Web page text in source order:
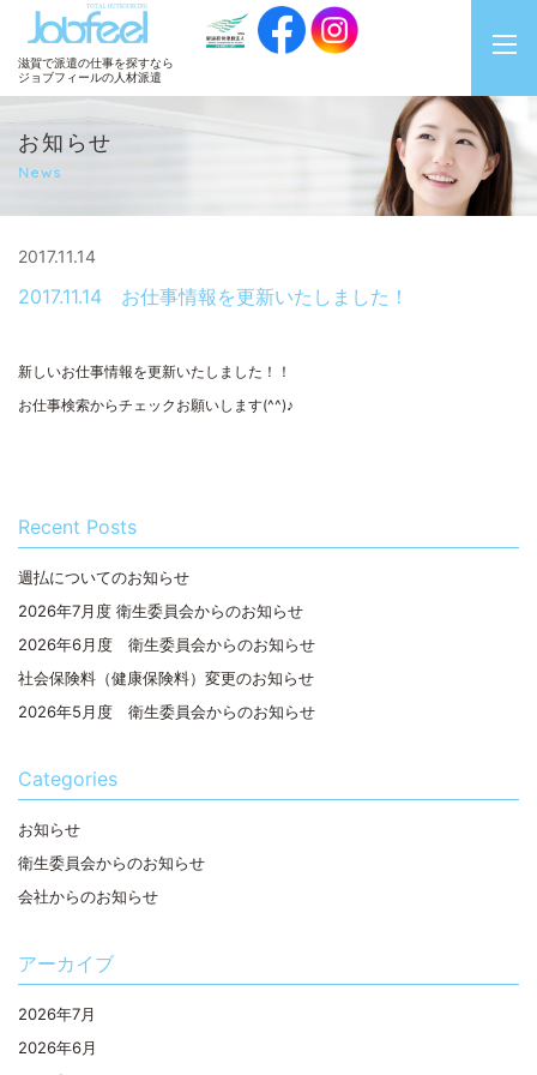
JobFeel
滋賀で派遣の仕事を探すなら
ジョブフィールの人材派遣
お知らせ
News
2017.11.14
2017.11.14 お仕事情報を更新いたしました！
新しいお仕事情報を更新いたしました！！
お仕事検索からチェックお願いします(^^)♪
Recent Posts
週払についてのお知らせ
2026年7月度 衛生委員会からのお知らせ
2026年6月度 衛生委員会からのお知らせ
社会保険料（健康保険料）変更のお知らせ
2026年5月度 衛生委員会からのお知らせ
Categories
お知らせ
衛生委員会からのお知らせ
会社からのお知らせ
アーカイブ
2026年7月
2026年6月